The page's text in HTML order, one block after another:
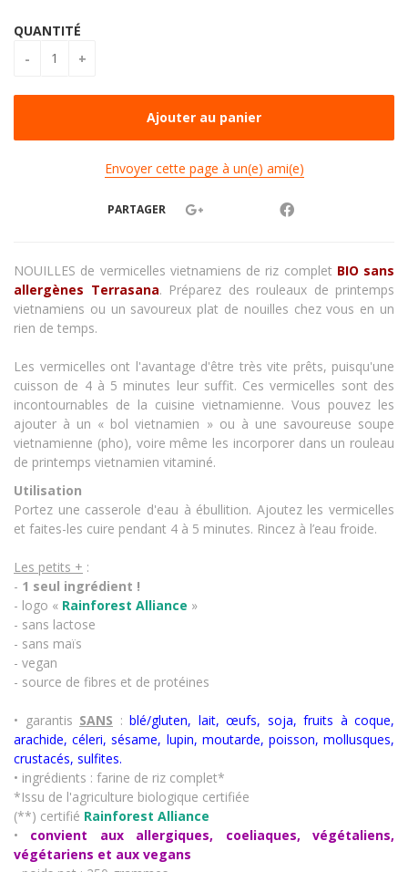
QUANTITÉ
Envoyer cette page à un(e) ami(e)
PARTAGER
NOUILLES de vermicelles vietnamiens de riz complet BIO sans
allergènes Terrasana. Préparez des rouleaux de printemps
vietnamiens ou un savoureux plat de nouilles chez vous en un
rien de temps.
Les vermicelles ont l'avantage d'être très vite prêts, puisqu'une
cuisson de 4 à 5 minutes leur suffit. Ces vermicelles sont des
incontournables de la cuisine vietnamienne. Vous pouvez les
ajouter à un « bol vietnamien » ou à une savoureuse soupe
vietnamienne (pho), voire même les incorporer dans un rouleau
de printemps vietnamien vitaminé.
Utilisation
Portez une casserole d'eau à ébullition. Ajoutez les vermicelles
et faites-les cuire pendant 4 à 5 minutes. Rincez à l’eau froide.
Les petits + :
- 1 seul ingrédient !
- logo « Rainforest Alliance »
- sans lactose
- sans maïs
- vegan
- source de fibres et de protéines
• garantis SANS : blé/gluten, lait, œufs, soja, fruits à coque,
arachide, céleri, sésame, lupin, moutarde, poisson, mollusques,
crustacés, sulfites.
• ingrédients : farine de riz complet*
*Issu de l'agriculture biologique certifiée
(**) certifié Rainforest Alliance
• convient aux allergiques, coeliaques, végétaliens,
végétariens et aux vegans